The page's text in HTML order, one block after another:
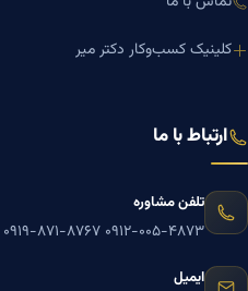
کلینیک کسب‌وکار دکتر میر
ارتباط با ما
تلفن مشاوره
۰۹۱۲-۰۰۵-۴۸۷۳ ۰۹۱۹-۸۷۱-۸۷۶۷
ایمیل